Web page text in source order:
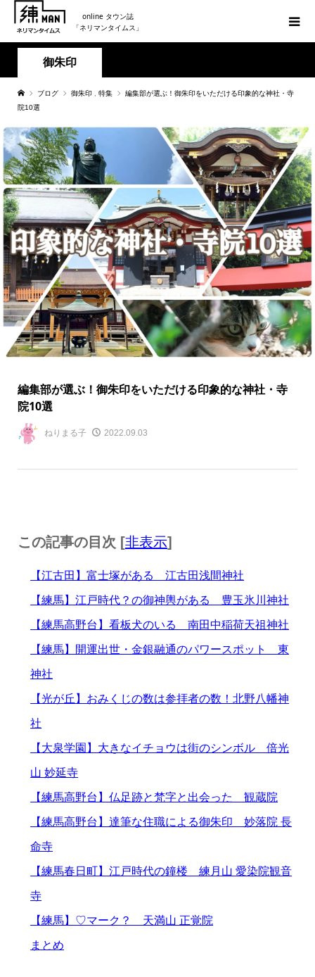
online タウン誌
「ネリマンタイムス」
御朱印
ブログ 御朱印 特集
編集部が選ぶ！御朱印をいただける印象的な神社・寺
院10選
編集部が選ぶ！御朱印をいただける印象的な神社・寺
院10選
ねりまる子 2022.09.03
この記事の目次 [非表示]
【江古田】富士塚がある 江古田浅間神社
【練馬】江戸時代？の御神輿がある 豊玉氷川神社
【練馬高野台】看板犬のいる 南田中稲荷天祖神社
【練馬】開運出世・金銀融通のパワースポット 東
神社
【光が丘】おみくじの数は参拝者の数！北野八幡神
社
【大泉学園】大きなイチョウは街のシンボル 倍光
山 妙延寺
【練馬高野台】仏足跡と梵字と出会った 観蔵院
【練馬高野台】達筆な住職による御朱印 妙落院 長
命寺
【練馬春日町】江戸時代の鐘楼 練月山 愛染院観音
寺
【練馬】♡マーク？ 天満山 正覚院
まとめ